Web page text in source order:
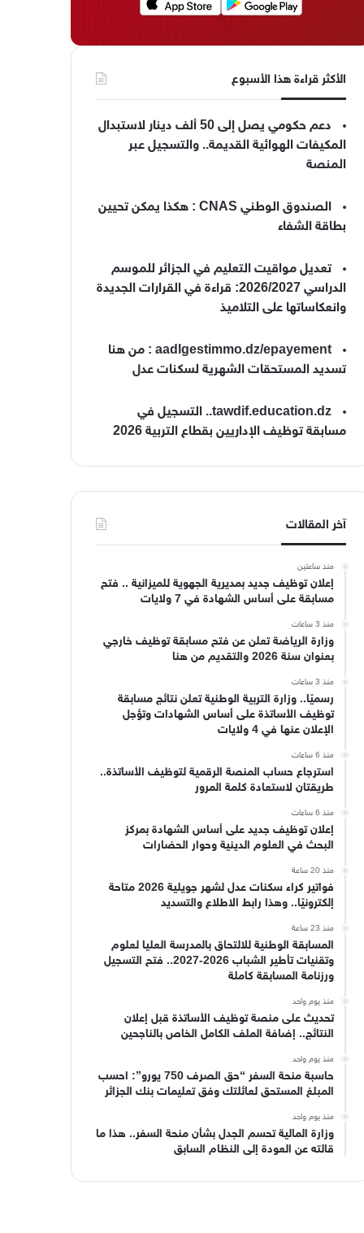
الأكثر قراءة هذا الأسبوع
دعم حكومي يصل إلى 50 ألف دينار لاستبدال
المكيفات الهوائية القديمة.. والتسجيل عبر
المنصة
الصندوق الوطني CNAS : هكذا يمكن تحيين
بطاقة الشفاء
تعديل مواقيت التعليم في الجزائر للموسم
الدراسي 2026/2027: قراءة في القرارات الجديدة
وانعكاساتها على التلاميذ
aadlgestimmo.dz/epayement : من هنا
تسديد المستحقات الشهرية لسكنات عدل
tawdif.education.dz.. التسجيل في
مسابقة توظيف الإداريين بقطاع التربية 2026
آخر المقالات
منذ ساعتين
إعلان توظيف جديد بمديرية الجهوية للميزانية .. فتح
مسابقة على أساس الشهادة في 7 ولايات
منذ 3 ساعات
وزارة الرياضة تعلن عن فتح مسابقة توظيف خارجي
بعنوان سنة 2026 والتقديم من هنا
منذ 3 ساعات
رسميًا.. وزارة التربية الوطنية تعلن نتائج مسابقة
توظيف الأساتذة على أساس الشهادات وتؤجل
الإعلان عنها في 4 ولايات
منذ 6 ساعات
استرجاع حساب المنصة الرقمية لتوظيف الأساتذة..
طريقتان لاستعادة كلمة المرور
منذ 6 ساعات
إعلان توظيف جديد على أساس الشهادة بمركز
البحث في العلوم الدينية وحوار الحضارات
منذ 20 ساعة
فواتير كراء سكنات عدل لشهر جويلية 2026 متاحة
إلكترونيًا.. وهذا رابط الاطلاع والتسديد
منذ 23 ساعة
المسابقة الوطنية للالتحاق بالمدرسة العليا لعلوم
وتقنيات تأطير الشباب 2026-2027.. فتح التسجيل
ورزنامة المسابقة كاملة
منذ يوم واحد
تحديث على منصة توظيف الأساتذة قبل إعلان
النتائج.. إضافة الملف الكامل الخاص بالناجحين
منذ يوم واحد
حاسبة منحة السفر “حق الصرف 750 يورو”: احسب
المبلغ المستحق لعائلتك وفق تعليمات بنك الجزائر
منذ يوم واحد
وزارة المالية تحسم الجدل بشأن منحة السفر.. هذا ما
قالته عن العودة إلى النظام السابق